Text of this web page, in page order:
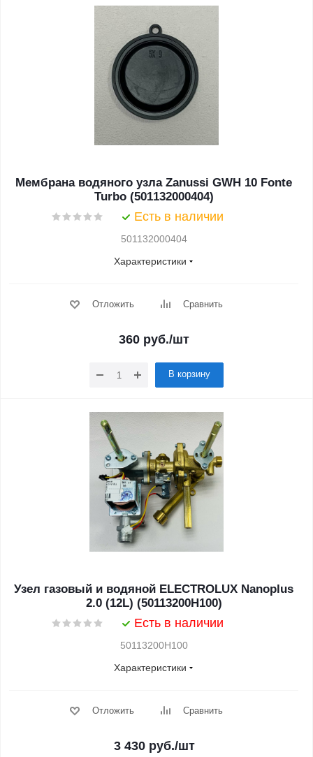
Мембрана водяного узла Zanussi GWH 10 Fonte
Turbo (501132000404)
Есть в наличии
501132000404
Характеристики
Отложить Сравнить
360 руб./шт
В корзину
Узел газовый и водяной ELECTROLUX Nanoplus
2.0 (12L) (50113200H100)
Есть в наличии
50113200H100
Характеристики
Отложить Сравнить
3 430руб./шт